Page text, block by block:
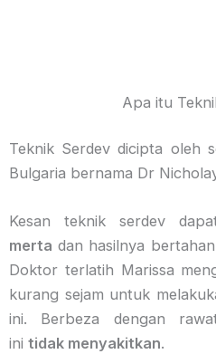
Apa itu
Teknik Serdev dicipta oleh
Bulgaria bernama Dr
Kesan teknik serdev
merta dan hasilnya
Doktor terlatih Marissa
kurang sejam untuk
ini. Berbeza dengan
ini tidak menyakitkan.